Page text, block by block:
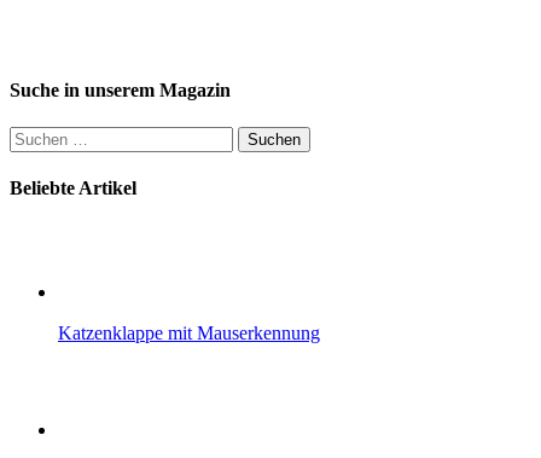
Suche in unserem Magazin
Suchen
nach:
Beliebte Artikel
Katzenklappe mit Mauserkennung